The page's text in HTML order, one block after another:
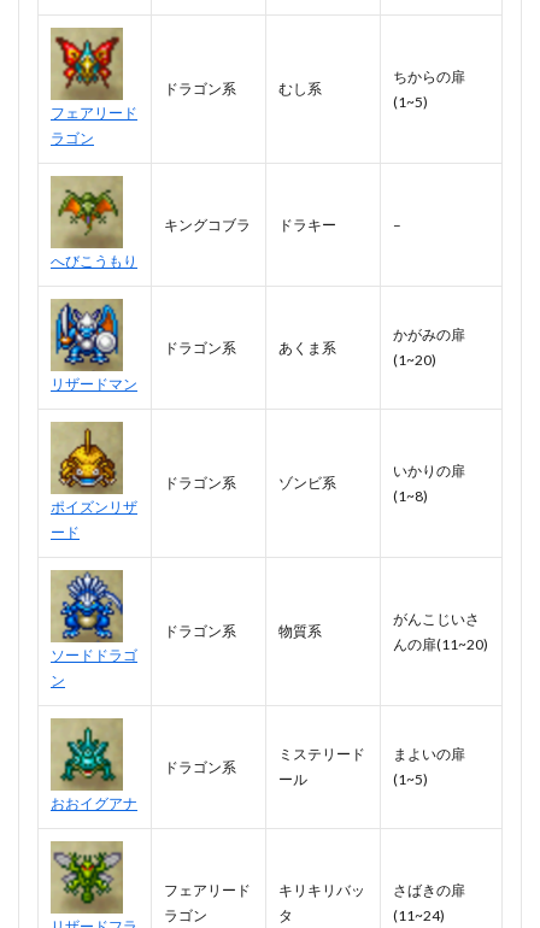
フェアリード
ラゴン
ドラゴン系 むし系
ちからの扉
(1~5)
へびこうもり
キングコブラ ドラキー –
リザードマン
ドラゴン系 あくま系
かがみの扉
(1~20)
ポイズンリザ
ード
ドラゴン系 ゾンビ系
いかりの扉
(1~8)
ソードドラゴ
ン
ドラゴン系 物質系
がんこじいさ
んの扉(11~20)
おおイグアナ
ドラゴン系
ミステリード
ール
まよいの扉
(1~5)
フェアリード
ラゴン
キリキリバッ
タ
さばきの扉
(11~24)